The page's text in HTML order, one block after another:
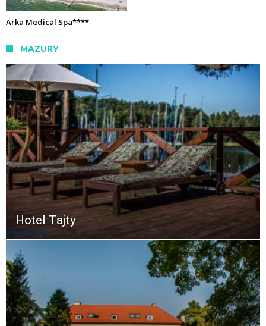
Arka Medical Spa****
MAZURY
Hotel Tajty